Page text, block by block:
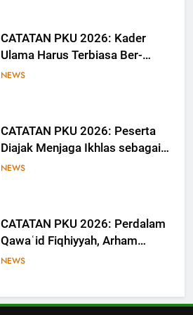
CATATAN PKU 2026: Kader
Ulama Harus Terbiasa Ber-
Munāẓarah
NEWS
CATATAN PKU 2026: Peserta
Diajak Menjaga Ikhlas sebagai
Ruh Ibadah
NEWS
CATATAN PKU 2026: Perdalam
Qawaʿid Fiqhiyyah, Arham
Ahmad: Ilmu Harus Menjadi
NEWS